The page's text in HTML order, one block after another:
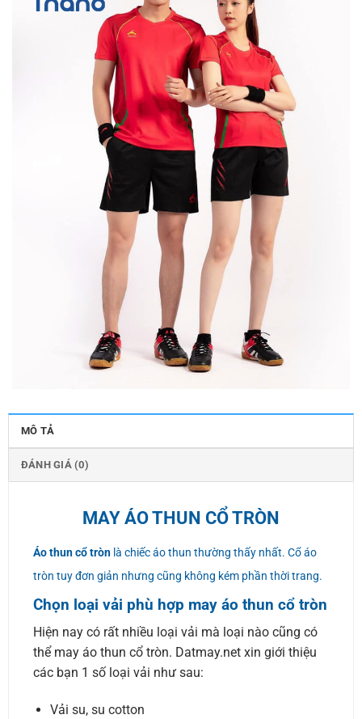
MÔ TẢ
ĐÁNH GIÁ (0)
MAY ÁO THUN CỔ TRÒN
Áo thun cổ trònlà chiếc áo thun thường thấy nhất. Cổ áo
tròn tuy đơn giản nhưng cũng không kém phần thời trang.
Chọn loại vải phù hợp may áo thun cổ tròn
Hiện nay có rất nhiều loại vải mà loại nào cũng có
thể may áo thun cổ tròn. Datmay.net xin giới thiệu
các bạn 1 số loại vải như sau:
Vải su, su cotton